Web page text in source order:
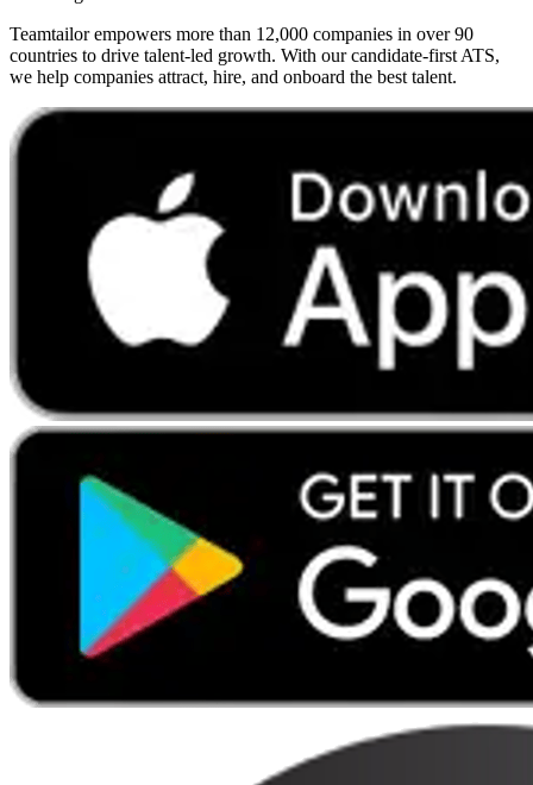
Teamtailor empowers more than 12,000 companies in over 90
countries to drive talent-led growth. With our candidate-first ATS,
we help companies attract, hire, and onboard the best talent.